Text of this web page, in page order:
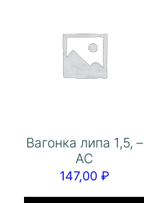
Вагонка липа 1,5, –
АС
147,00 ₽